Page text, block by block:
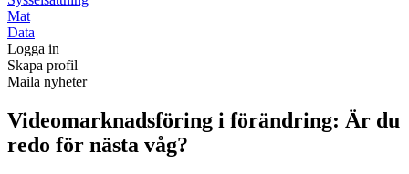
Mat
Data
Logga in
Skapa profil
Maila nyheter
Videomarknadsföring i förändring: Är du
redo för nästa våg?